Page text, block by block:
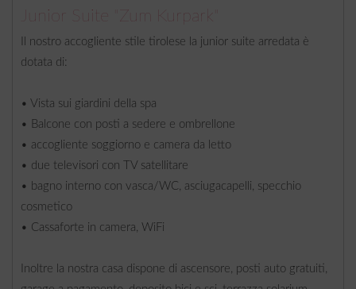
Junior Suite "Zum Kurpark"
Il nostro accogliente stile tirolese la junior suite arredata è
dotata di:
• Vista sui giardini della spa
• Balcone con posti a sedere e ombrellone
• accogliente soggiorno e camera da letto
• due televisori con TV satellitare
• bagno interno con vasca/WC, asciugacapelli, specchio
cosmetico
• Cassaforte in camera, WiFi
Inoltre la nostra casa dispone di ascensore, posti auto gratuiti,